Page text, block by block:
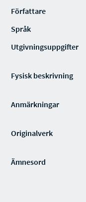
Författare
Språk
Utgivningsuppgifter
Fysisk beskrivning
Anmärkningar
Originalverk
Ämnesord